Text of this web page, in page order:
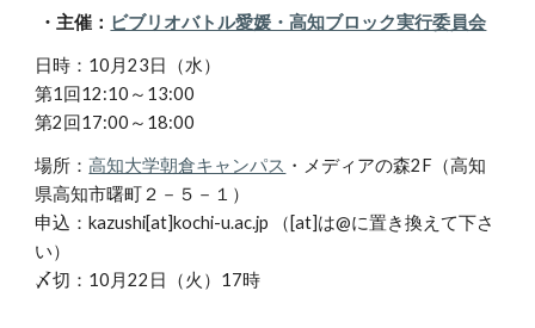
・主催： ビブリオバトル愛媛・高知ブロック実行委員会
日時：10月23日（水）
第1回12:10～13:00
第2回17:00～18:00
場所：高知大学朝倉キャンパス ・メディアの森2F（高知
県高知市曙町２－５－１）
申込：kazushi[at]kochi-u.ac.jp （[at]は@に置き換えて下さ
い）
〆切：10月22日（火）17時